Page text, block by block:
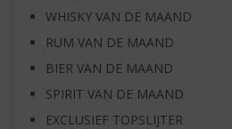
WHISKY VAN DE MAAND
RUM VAN DE MAAND
BIER VAN DE MAAND
SPIRIT VAN DE MAAND
EXCLUSIEF TOPSLIJTER